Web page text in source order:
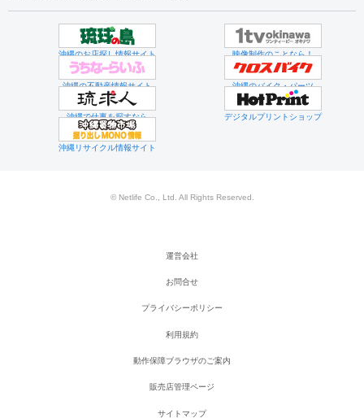
沖縄のお店探し情報サイト 映像制作のことなら！
沖縄の不動産情報サイト 沖縄のバイク・パーツ
沖縄で仕事を探すなら デジタルプリントショップ
沖縄リサイクル情報サイト
© Netlife Co., Ltd. All Rights Reserved.
運営会社
お問合せ
プライバシーポリシー
利用規約
動作保障ブラウザのご案内
販売店管理ページ
サイトマップ